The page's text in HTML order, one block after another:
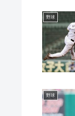
野球
野球